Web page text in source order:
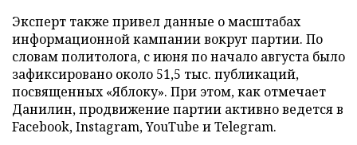
Эксперт также привел данные о масштабах
информационной кампании вокруг партии. По
словам политолога, с июня по начало августа было
зафиксировано около 51,5 тыс. публикаций,
посвященных «Яблоку». При этом, как отмечает
Данилин, продвижение партии активно ведется в
Facebook, Instagram, YouTube и Telegram.